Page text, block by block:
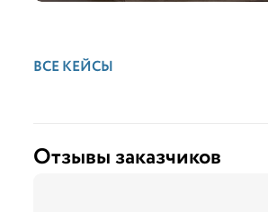
ВСЕ КЕЙСЫ
Отзывы заказчиков